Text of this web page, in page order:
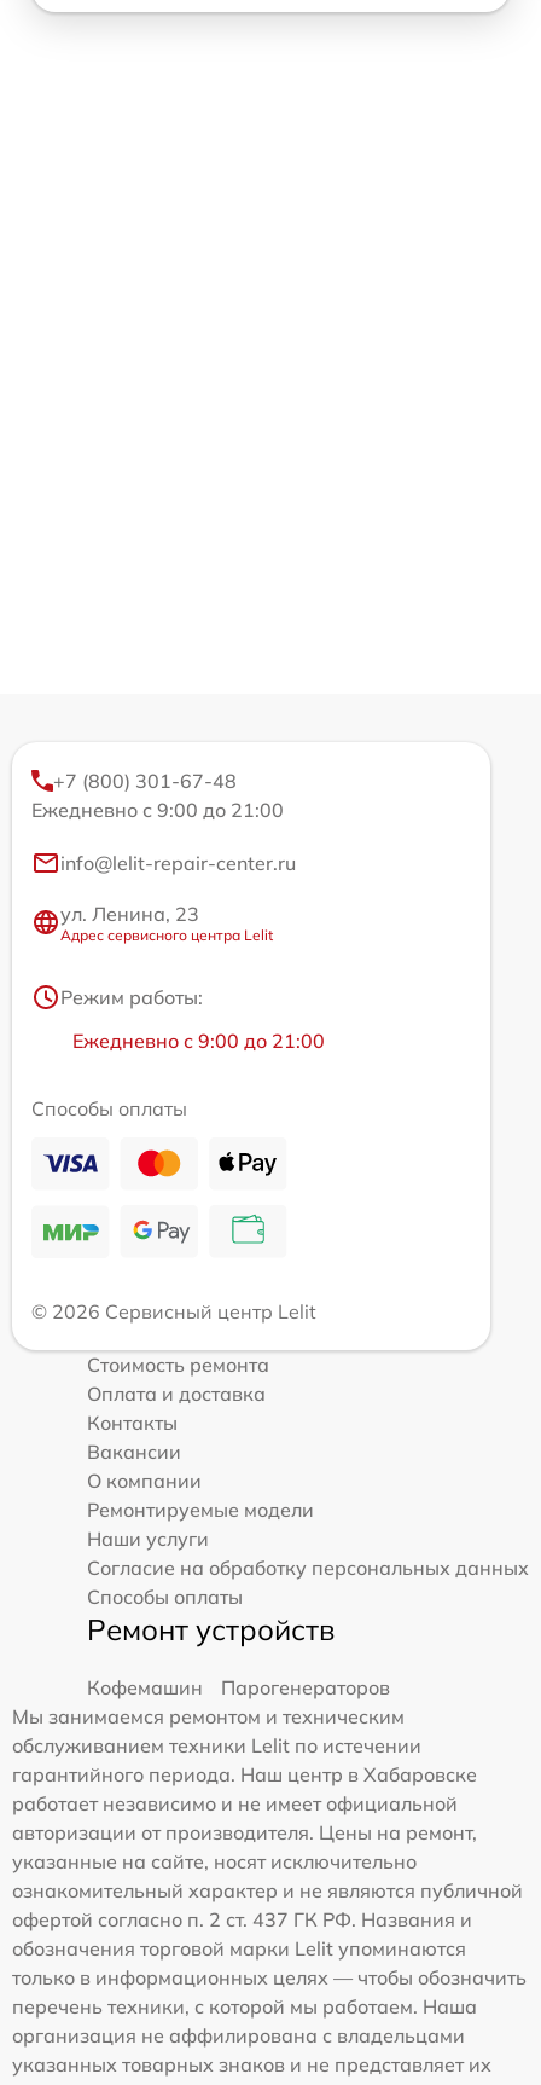
+7 (800) 301-67-48
Ежедневно с 9:00 до 21:00
info@lelit-repair-center.ru
ул. Ленина, 23
Адрес сервисного центра Lelit
Режим работы:
Ежедневно с 9:00 до 21:00
Способы оплаты
© 2026 Сервисный центр Lelit
Стоимость ремонта
Оплата и доставка
Контакты
Вакансии
О компании
Ремонтируемые модели
Наши услуги
Согласие на обработку персональных данных
Способы оплаты
Ремонт устройств
Кофемашин
Парогенераторов
Мы занимаемся ремонтом и техническим
обслуживанием техники Lelit по истечении
гарантийного периода. Наш центр в Хабаровске
работает независимо и не имеет официальной
авторизации от производителя. Цены на ремонт,
указанные на сайте, носят исключительно
ознакомительный характер и не являются публичной
офертой согласно п. 2 ст. 437 ГК РФ. Названия и
обозначения торговой марки Lelit упоминаются
только в информационных целях — чтобы обозначить
перечень техники, с которой мы работаем. Наша
организация не аффилирована с владельцами
указанных товарных знаков и не представляет их